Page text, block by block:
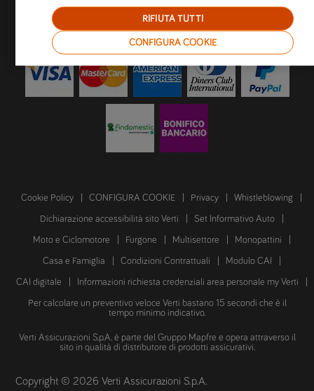
I nostri metodi di pagamento:
Cookie Policy CONFIGURA COOKIE Privacy Whistleblowing
Dichiarazione accessibilità sito Verti Set Informativo Auto
Moto e Ciclomotore Furgone Multisettore Monopattini
Casa e Famiglia Condizioni Contrattuali Modulo CAI
CAI digitale Informazioni richiesta credenziali area personale my Verti
Per calcolare un preventivo veloce Verti bastano 15 secondi che è il
tempo minimo indicativo.
Verti Assicurazioni S.p.A. è parte del Gruppo Mapfre e opera attraverso il
sito in qualità di distributore di prodotti assicurativi.
Copyright © 2026 Verti Assicurazioni S.p.A.
CONFIGURA COOKIE
RIFIUTA TUTTI